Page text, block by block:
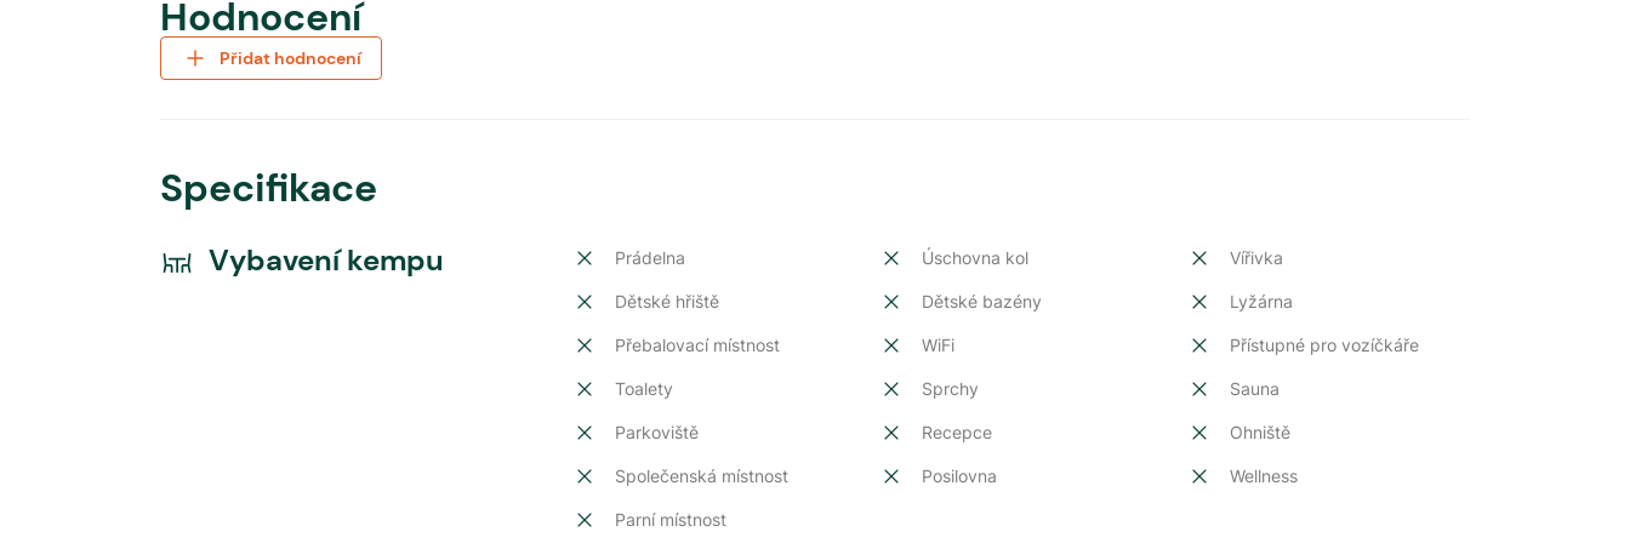
Hodnocení
Přidat hodnocení
Specifikace
Vybavení kempu Prádelna Úschovna kol Vířivka
Dětské hřiště Dětské bazény Lyžárna
Přebalovací místnost WiFi Přístupné pro vozíčkáře
Toalety Sprchy Sauna
Parkoviště Recepce Ohniště
Společenská místnost Posilovna Wellness
Parní místnost